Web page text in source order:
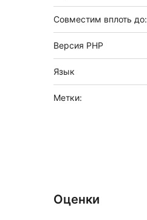
Совместим вплоть до:
Версия PHP
Язык
Метки:
Оценки